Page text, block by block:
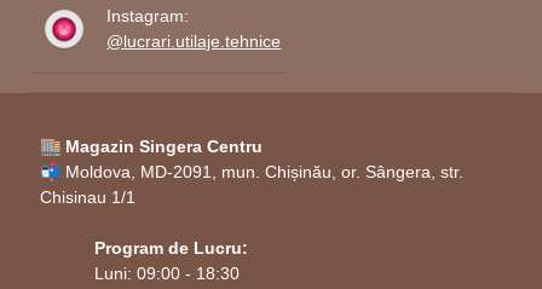
iarnă cu decorațiuni dinplacaj de mesteacan
Descoperă farmecul și căldura sărbătorilor de
iarnă în fiecare colț al casei tale cu decorațiuni din
placaj de mesteacan personalizate cu numele
Instagram:
@lucrari.utilaje.tehnice
🏬 Magazin Singera Centru
📬 Moldova, MD-2091, mun. Chișinău, or. Sângera, str.
Chisinau 1/1
Program de Lucru:
Luni: 09:00 - 18:30